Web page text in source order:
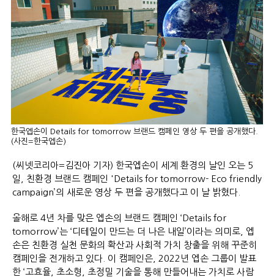
한국엡손이 Details for tomorrow 브랜드 캠페인 영상 두 편을 공개했다.
(사진=한국엡손)
(씨넷코리아=김진아 기자) 한국엡손이 세계 환경의 날인 오는 5
일, 친환경 브랜드 캠페인 'Details for tomorrow- Eco friendly
campaign’의 새로운 영상 두 편을 공개했다고 이 날 밝혔다.
올해로 4년 차를 맞은 엡손의 브랜드 캠페인 ‘Details for
tomorrow’는 ‘디테일이 만드는 더 나은 내일’이라는 의미로, 엡
손은 친환경 실천 문화의 확산과 사회적 가치 창출을 위해 꾸준히
캠페인을 전개하고 있다. 이 캠페인은, 2022년 엡손 그룹이 발표
한 ‘고효율, 초소형, 초정밀 기술을 통해 만들어내는 가치로 사람